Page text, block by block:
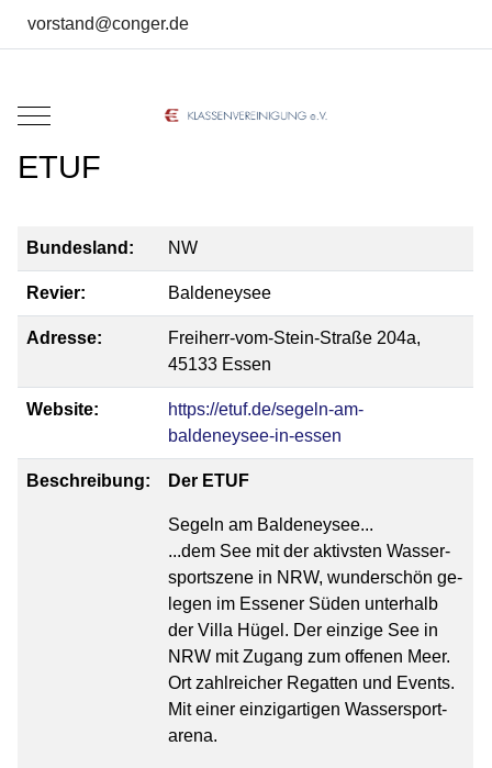
vorstand@conger.de
Mobile Menu Toggle
ETUF
Bundesland: NW
Revier: Baldeneysee
Adresse:
Freiherr-vom-Stein-Straße 204a,
45133 Essen
Website:
https://etuf.de/segeln-am-
baldeneysee-in-essen
Beschreibung: Der ETUF
Se­geln am Bal­de­ney­see...
...dem See mit der ak­tivs­ten Was­ser­
sport­sze­ne in NRW, wun­der­schön ge­
le­gen im Es­se­ner Süden un­ter­halb
der Villa Hügel. Der ein­zi­ge See in
NRW mit Zu­gang zum of­fe­nen Meer.
Ort zahl­rei­cher Re­gat­ten und Events.
Mit einer ein­zig­ar­ti­gen Was­ser­sport­
are­na.